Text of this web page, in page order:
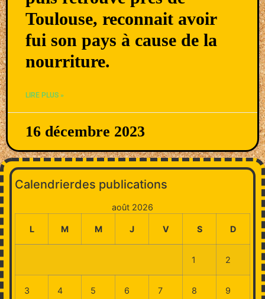
Toulouse, reconnait avoir
fui son pays à cause de la
nourriture.
LIRE PLUS »
16 décembre 2023
Calendrierdes publications
août 2026
L M M J V S D
1 2
3 4 5 6 7 8 9